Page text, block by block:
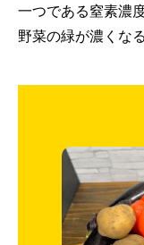
一つである窒素濃
野菜の緑が濃くな